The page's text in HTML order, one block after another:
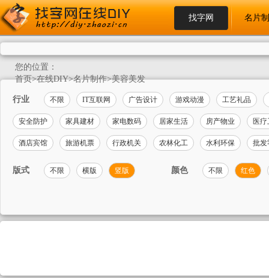
找字网 名片
您的位置：
首页>在线DIY>名片制作>美容美发
行业 不限 IT互联网 广告设计 游戏动漫 工艺礼品
安全防护 家具建材 家电数码 居家生活 房产物业 医
酒店宾馆 旅游机票 行政机关 农林化工 水利环保 批发
版式 不限 横版 竖版 颜色 不限 红色